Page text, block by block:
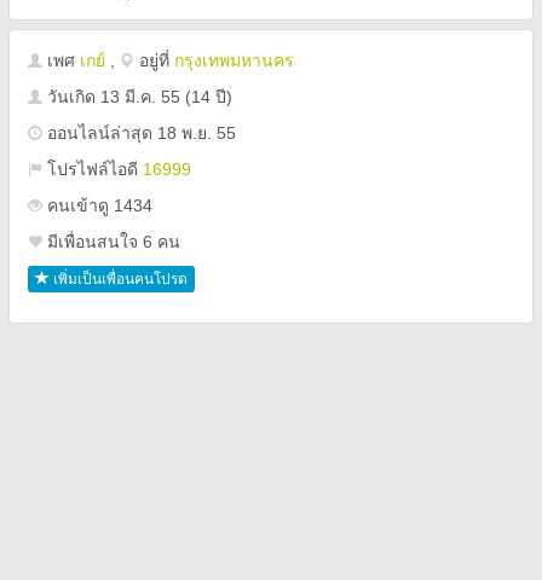
เพศ เกย์ อยู่ที่ กรุงเทพมหานคร
วันเกิด 13 มี.ค. 55 (14 ปี)
ออนไลน์ล่าสุด 18 พ.ย. 55
โปรไฟล์ไอดี 16999
คนเข้าดู 1434
มีเพื่อนสนใจ 6 คน
เพิ่มเป็นเพื่อนคนโปรด